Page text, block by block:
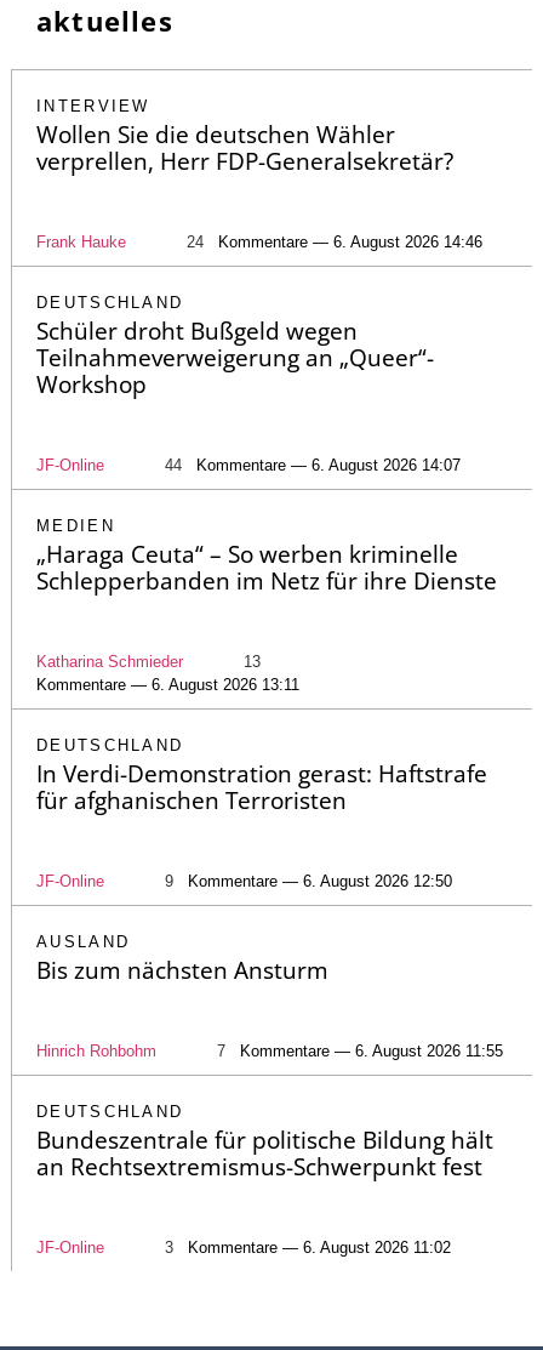
aktuelles
INTERVIEW
Wollen Sie die deutschen Wähler
verprellen, Herr FDP-Generalsekretär?
Frank Hauke 24 Kommentare — 6. August 2026 14:46
DEUTSCHLAND
Schüler droht Bußgeld wegen
Teilnahmeverweigerung an „Queer“-
Workshop
JF-Online 44 Kommentare — 6. August 2026 14:07
MEDIEN
„Haraga Ceuta“ – So werben kriminelle
Schlepperbanden im Netz für ihre Dienste
Katharina Schmieder
13
Kommentare — 6. August 2026 13:11
DEUTSCHLAND
In Verdi-Demonstration gerast: Haftstrafe
für afghanischen Terroristen
JF-Online 9 Kommentare — 6. August 2026 12:50
AUSLAND
Bis zum nächsten Ansturm
Hinrich Rohbohm 7 Kommentare — 6. August 2026 11:55
DEUTSCHLAND
Bundeszentrale für politische Bildung hält
an Rechtsextremismus-Schwerpunkt fest
JF-Online 3 Kommentare — 6. August 2026 11:02